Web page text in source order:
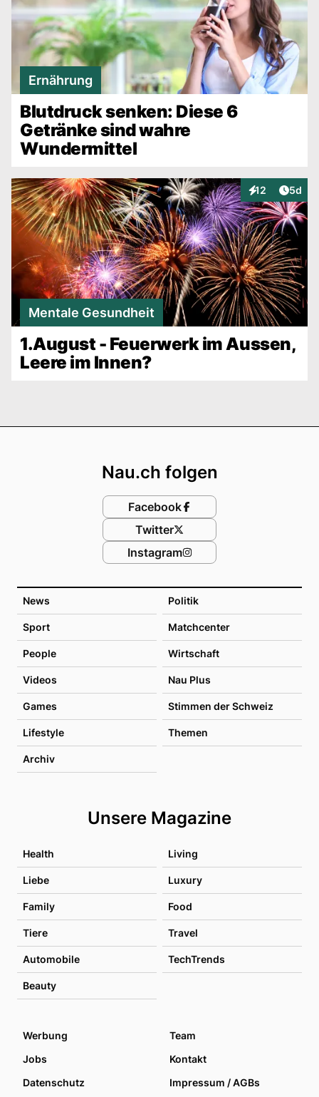
Ernährung
Blutdruck senken: Diese 6
Getränke sind wahre
Wundermittel
12
Interaktionen
5d
Mentale Gesundheit
1.August - Feuerwerk im Aussen,
Leere im Innen?
News Politik
Sport Matchcenter
People Wirtschaft
Videos Nau Plus
Games Stimmen der Schweiz
Lifestyle Themen
Archiv
Unsere Magazine
Health Living
Liebe Luxury
Family Food
Tiere Travel
Automobile TechTrends
Beauty
Nau.ch folgen
Facebook
Twitter
Instagram
Werbung
Team
Jobs
Kontakt
Datenschutz
Impressum / AGBs